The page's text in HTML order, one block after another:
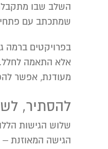
השלב שבו
שמתכתב עם
בפרויקטים ברמה
אלא התאמה לחלל.
מעודנת, אפשר
להסתיר,
שלוש הגישות
הגישה המאוזנת